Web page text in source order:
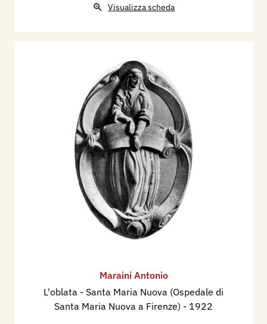
Visualizza scheda
Maraini Antonio
L'oblata - Santa Maria Nuova (Ospedale di
Santa Maria Nuova a Firenze) - 1922